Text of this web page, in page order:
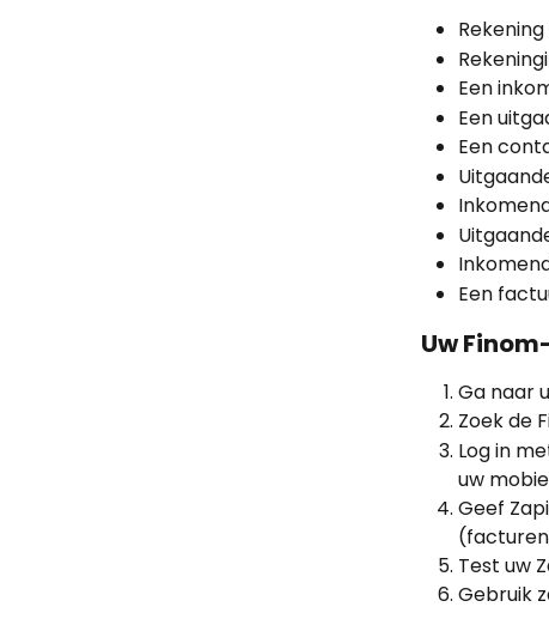
Een
Een
Een
Een
Uw
Ga naar
Zoek de
Log in
uw
Geef
Test uw
Gebruik